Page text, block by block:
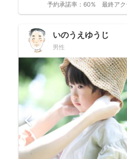
予約承諾率： 60% 最終アク
いのうえゆうじ
男性